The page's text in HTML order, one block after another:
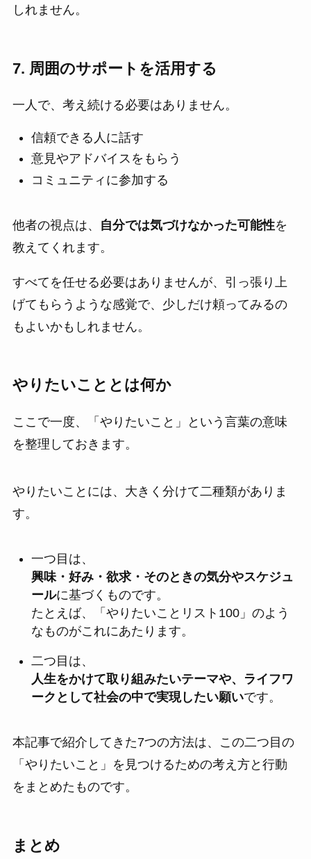
しれません。
7. 周囲のサポートを活用する
一人で、考え続ける必要はありません。
信頼できる人に話す
意見やアドバイスをもらう
コミュニティに参加する
他者の視点は、 自分では気づけなかった可能性を
教えてくれます。
すべてを任せる必要はありませんが、引っ張り上
げてもらうような感覚で、少しだけ頼ってみるの
もよいかもしれません。
やりたいこととは何か
ここで一度、「やりたいこと」という言葉の意味
を整理しておきます。
やりたいことには、大きく分けて二種類がありま
す。
一つ目は、
興味・好み・欲求・そのときの気分やスケジュ
ールに基づくものです。
たとえば、「やりたいことリスト100」のよう
なものがこれにあたります。
二つ目は、
人生をかけて取り組みたいテーマや、ライフワ
ークとして社会の中で実現したい願いです。
本記事で紹介してきた7つの方法は、この二つ目の
「やりたいこと」を見つけるための考え方と行動
をまとめたものです。
まとめ